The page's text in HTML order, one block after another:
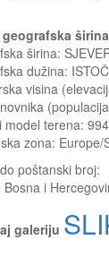
geografska
širina:
dužina:
visina
model terena: 994
zona: Europe/
poštanski broj:
Bosna i
galeriju